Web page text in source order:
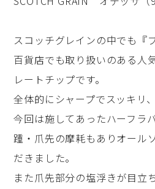
スコッチグレインの中でも『
百貨店でも取り扱いのある人
レートチップです。
全体的にシャープでスッキリ
今回は施してあったハーフラ
踵・爪先の摩耗もありオール
だきました。
また爪先部分の塩浮きが目立